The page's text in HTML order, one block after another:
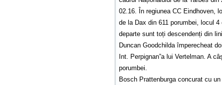
02.16. În regiunea CC Eindhoven,
de la Dax din 611 porumbei, locul
departe sunt toți descendenți din
Duncan Goodchilda împerecheat
Int. Perpignan”a lui Vertelman. A
porumbei.
Bosch Prattenburga concurat cu